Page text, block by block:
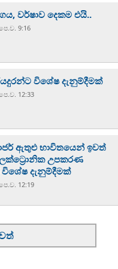
වර්ෂාව දෙකම එයි..
9:16
විශේෂ දැනුම්දීමක්
12:33
ඇතුළු භාවිතයෙන් ඉවත්
උපකරණ
දැනුම්දීමක්
12:19